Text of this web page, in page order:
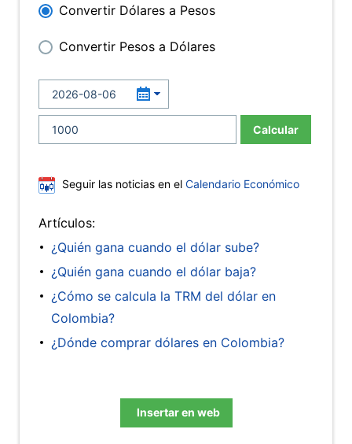
Convertir Dólares a Pesos
Convertir Pesos a Dólares
Calcular
Seguir las noticias en el Calendario Económico
Artículos:
¿Quién gana cuando el dólar sube?
¿Quién gana cuando el dólar baja?
¿Cómo se calcula la TRM del dólar en
Colombia?
¿Dónde comprar dólares en Colombia?
Insertar en web